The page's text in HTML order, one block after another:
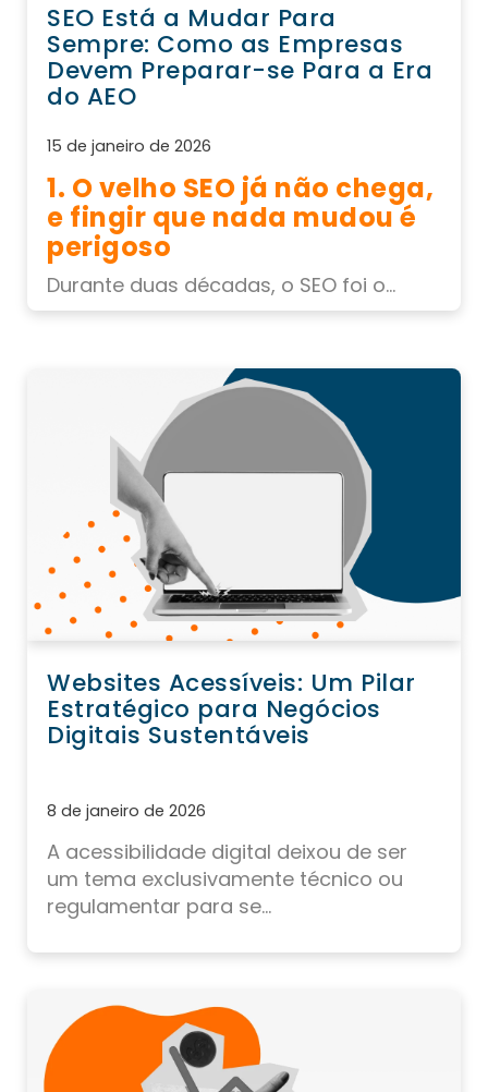
SEO Está a Mudar Para
Sempre: Como as Empresas
Devem Preparar-se Para a Era
do AEO
15 de janeiro de 2026
1. O velho SEO já não chega,
e fingir que nada mudou é
perigoso
Durante duas décadas, o SEO foi o...
Websites Acessíveis: Um Pilar
Estratégico para Negócios
Digitais Sustentáveis
8 de janeiro de 2026
A acessibilidade digital deixou de ser
um tema exclusivamente técnico ou
regulamentar para se...